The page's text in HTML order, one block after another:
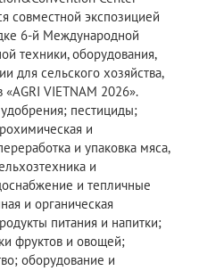
совместной экспозицией
6-й Международной
техники, оборудования,
для сельского хозяйства,
VIETNAM 2026».
пестициды;
и
и упаковка мяса,
и
и тепличные
и органическая
питания и напитки;
фруктов и овощей;
оборудование и